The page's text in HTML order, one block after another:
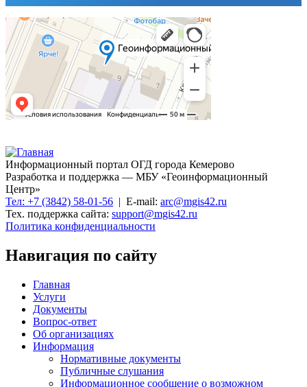
Информационный портал ОГД города Кемерово
Разработка и поддержка — МБУ «Геоинформационный
Центр»
Тел: +7 (3842) 58-01-56 | E-mail: arc@mgis42.ru
Тех. поддержка сайта: support@mgis42.ru
Политика конфиденциальности
Навигация по сайту
Главная
Услуги
Документы
Вопрос-ответ
Об организациях
Информация
Нормативные документы
Публичные слушания
Информационное сообщение о возможном